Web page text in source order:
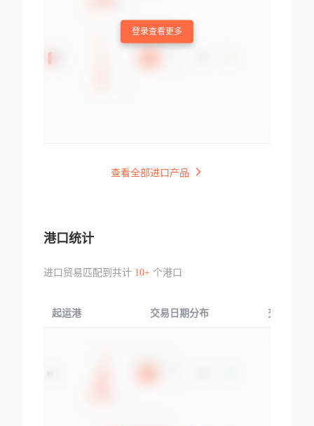
登录查看更多
查看全部进口产品
港口统计
进口贸易匹配到共计 10+个港口
起运港 交易日期分布 交易产品